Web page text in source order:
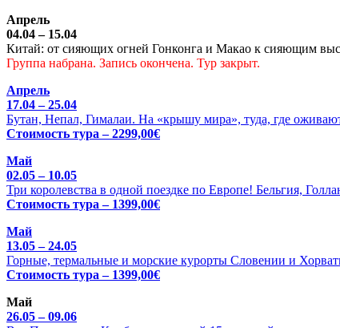
Апрель
04.04 – 15.04
Китай: от сияющих огней Гонконга и Макао к сияющим
Группа набрана. Запись окончена. Тур закрыт.
Апрель
17.04 – 25.04
Бутан, Непал, Гималаи. На «крышу мира», туда, где
Стоимость тура – 2299,00€
Май
02.05 – 10.05
Три королевства в одной поездке по Европе! Бельгия,
Стоимость тура – 1399,00€
Май
13.05 – 24.05
Горные, термальные и морские курорты Словении и
Стоимость тура – 1399,00€
Май
26.05 – 09.06